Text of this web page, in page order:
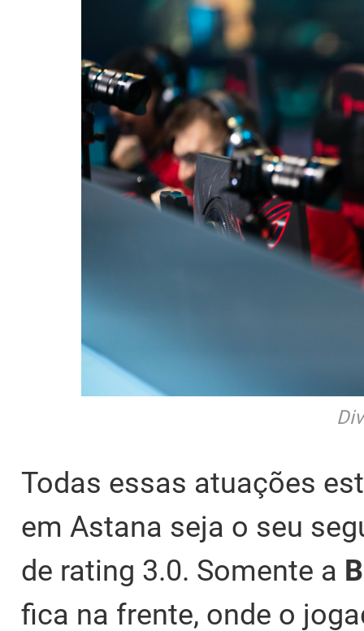
Todas essas atuações
em Astana seja o seu
de rating 3.0. Somente a
fica na frente, onde o